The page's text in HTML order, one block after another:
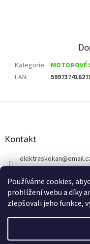
Používáme cookies,
prohlížení webu a díky
zlepšovali jeho funkce,
Kategorie: MOTOROVÉ
EAN:
Kontakt
elektraskokan@
+420 737 802 398